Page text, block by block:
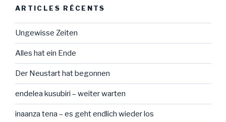
ARTICLES RÉCENTS
Ungewisse Zeiten
Alles hat ein Ende
Der Neustart hat begonnen
endelea kusubiri – weiter warten
inaanza tena – es geht endlich wieder los